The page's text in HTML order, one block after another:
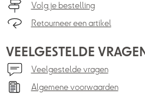
Volg je bestelling
Retourneer een artikel
VEELGESTELDE
Veelgestelde vragen
Algemene voorwaarden